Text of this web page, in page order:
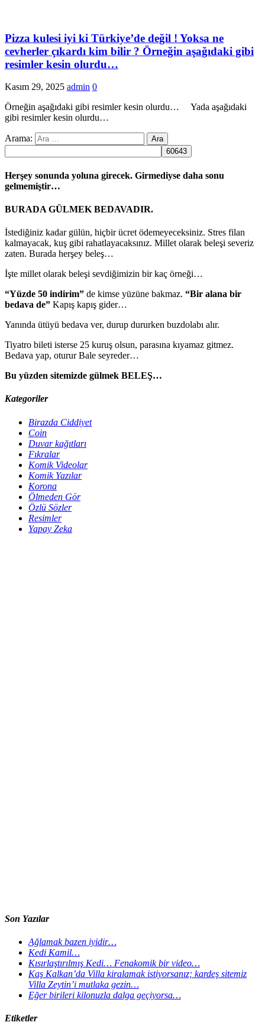
Pizza kulesi iyi ki Türkiye’de değil ! Yoksa ne
cevherler çıkardı kim bilir ? Örneğin aşağıdaki gibi
resimler kesin olurdu…
Kasım 29, 2025 admin 0
Örneğin aşağıdaki gibi resimler kesin olurdu… Yada aşağıdaki
gibi resimler kesin olurdu…
Arama:
Herşey sonunda yoluna girecek. Girmediyse daha sonu
gelmemiştir…
BURADA GÜLMEK BEDAVADIR.
İstediğiniz kadar gülün, hiçbir ücret ödemeyeceksiniz. Stres filan
kalmayacak, kuş gibi rahatlayacaksınız. Millet olarak beleşi severiz
zaten. Burada herşey beleş…
İşte millet olarak beleşi sevdiğimizin bir kaç örneği…
“Yüzde 50 indirim” de kimse yüzüne bakmaz. “Bir alana bir
bedava de” Kapış kapış gider…
Yanında ütüyü bedava ver, durup dururken buzdolabı alır.
Tiyatro bileti isterse 25 kuruş olsun, parasına kıyamaz gitmez.
Bedava yap, oturur Bale seyreder…
Bu yüzden sitemizde gülmek BELEŞ…
Kategoriler
Birazda Ciddiyet
Coin
Duvar kağıtları
Fıkralar
Komik Videolar
Komik Yazılar
Korona
Ölmeden Gör
Özlü Sözler
Resimler
Yapay Zeka
Son Yazılar
Ağlamak bazen iyidir…
Kedi Kamil…
Kısırlaştırılmış Kedi… Fenakomik bir video…
Kaş Kalkan’da Villa kiralamak istiyorsanız; kardeş sitemiz
Villa Zeytin’i mutlaka gezin…
Eğer birileri kilonuzla dalga geçiyorsa…
Etiketler